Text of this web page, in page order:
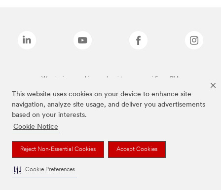
This website uses cookies on your device to enhance site
navigation, analyze site usage, and deliver you advertisements
based on your interests.
Cookie Notice
Reject Non-Essential Cookies Accept Cookies
Cookie Preferences
Wymienione marki są znakami towarowymi firmy 3M.